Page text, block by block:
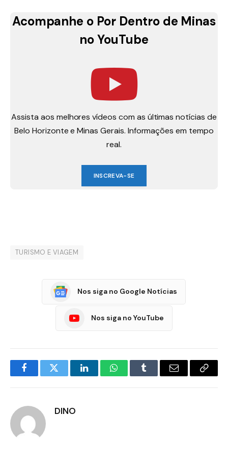
Acompanhe o Por Dentro de Minas
no YouTube
Assista aos melhores vídeos com as últimas notícias de
Belo Horizonte e Minas Gerais. Informações em tempo
real.
INSCREVA-SE
TURISMO E VIAGEM
Nos siga no Google Notícias
Nos siga no YouTube
FacebookTwitter LinkedInWhatsAppTumblr E-
Copiar
DINO